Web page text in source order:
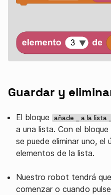
Guardar y
El bloque añade _ a la lista _
a una lista. Con el bloque
se puede eliminar uno,
elementos de la lista.
Nuestro robot tendrá
comenzar o cuando